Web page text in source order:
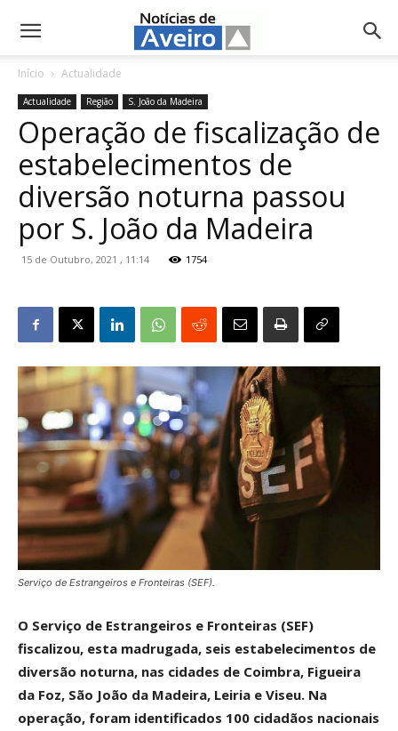
NotíciasdeAveiro.pt
Início Actualidade
Actualidade Região S. João da Madeira
Operação de fiscalização de
estabelecimentos de
diversão noturna passou
por S. João da Madeira
15 de Outubro, 2021 , 11:14 1754
Serviço de Estrangeiros e Fronteiras (SEF).
O Serviço de Estrangeiros e Fronteiras (SEF)
fiscalizou, esta madrugada, seis estabelecimentos de
diversão noturna, nas cidades de Coimbra, Figueira
da Foz, São João da Madeira, Leiria e Viseu. Na
operação, foram identificados 100 cidadãos nacionais